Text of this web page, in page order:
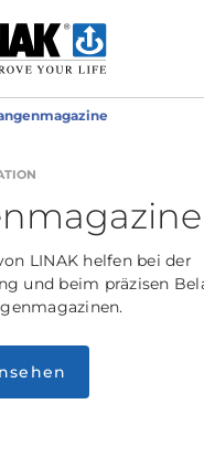
LINAK helfen bei der
und beim präzisen